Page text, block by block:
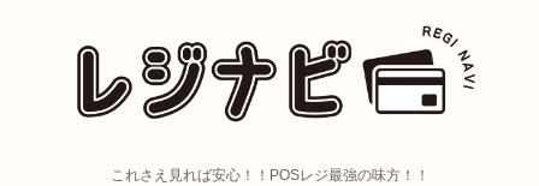
これさえ見れば安心！！POSレジ最強の味方！！